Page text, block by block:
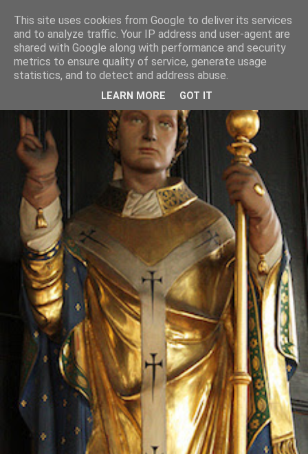
This site uses cookies from Google to deliver its services
and to analyze traffic. Your IP address and user-agent are
shared with Google along with performance and security
metrics to ensure quality of service, generate usage
statistics, and to detect and address abuse.
LEARN MORE GOT IT